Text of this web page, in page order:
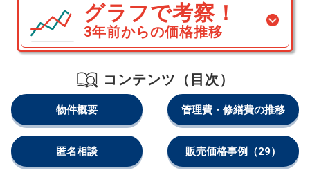
グラフで考察！
3年前からの価格推移
コンテンツ（目次）
物件概要 管理費・修繕費の推移
匿名相談 販売価格事例 （29）